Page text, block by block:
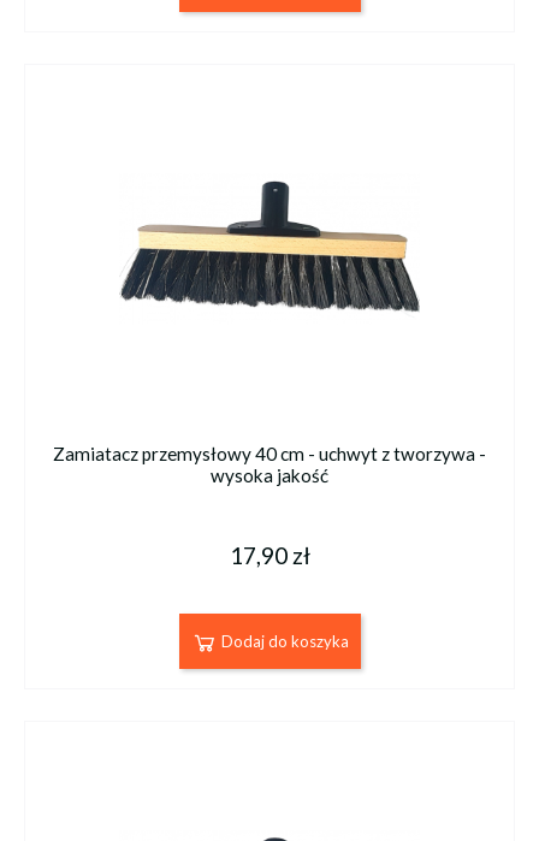
Zamiatacz przemysłowy 40 cm - uchwyt z tworzywa -
wysoka jakość
17,90 zł
Dodaj do koszyka